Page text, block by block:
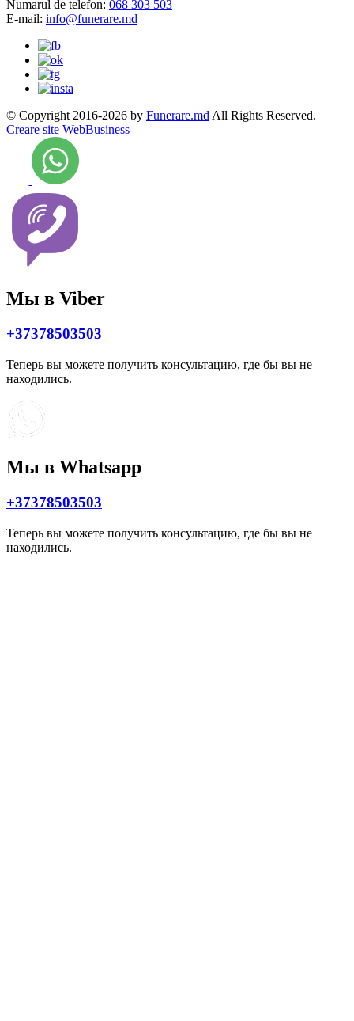
Numarul de telefon: 068 303 503
E-mail: info@funerare.md
© Copyright 2016-2026 by Funerare.mdAll Rights Reserved.
Creare site WebBusiness
Мы в Viber
+37378503503
Теперь вы можете получить консультацию, где бы вы не
находились.
Мы в Whatsapp
+37378503503
Теперь вы можете получить консультацию, где бы вы не
находились.